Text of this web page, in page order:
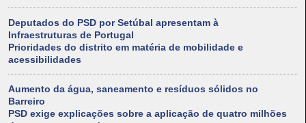
Deputados do PSD por Setúbal apresentam à
Infraestruturas de Portugal
Prioridades do distrito em matéria de mobilidade e
acessibilidades
Aumento da água, saneamento e resíduos sólidos no
Barreiro
PSD exige explicações sobre a aplicação de quatro milhões